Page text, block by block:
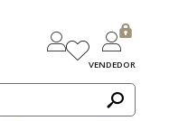
VENDEDOR